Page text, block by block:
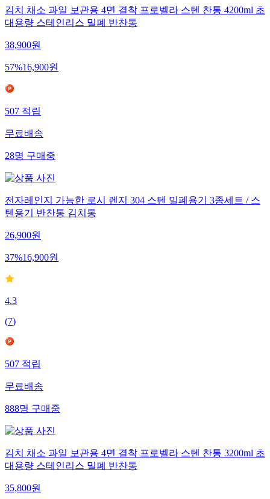
김치 채소 과일 보관용 4면 결착 프로벨라 스텐 찬통 4200ml 초
대용량 스테인리스 밀폐 반찬통
38,900원
57%16,900원
507적립
무료배송
28명구매중
전자레인지 가능한 로시 렌지 304 스텐 밀폐용기 3종세트 / 스
텐용기 반찬통 김치통
26,900원
37%16,900원
4.3
(7)
507적립
무료배송
888명구매중
김치 채소 과일 보관용 4면 결착 프로벨라 스텐 찬통 3200ml 초
대용량 스테인리스 밀폐 반찬통
35,800원